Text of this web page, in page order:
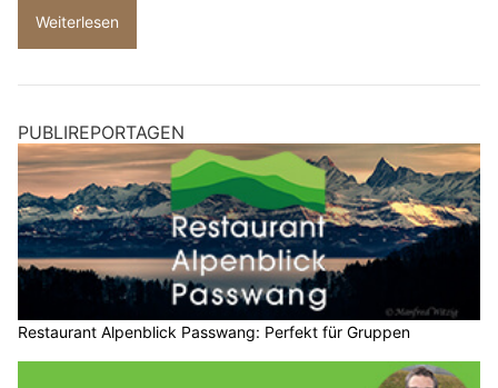
Weiterlesen
PUBLIREPORTAGEN
Restaurant Alpenblick Passwang: Perfekt für Gruppen